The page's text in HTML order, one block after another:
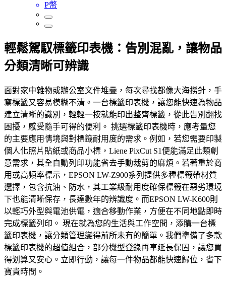
P幣
輕鬆駕馭標籤印表機：告別混亂，讓物品
分類清晰可辨識
面對家中雜物或辦公室文件堆疊，每次尋找都像大海撈針，手
寫標籤又容易模糊不清。一台標籤印表機，讓您能快速為物品
建立清晰的識別，輕輕一按就能印出整齊標籤，從此告別翻找
困擾，感受隨手可得的便利。 挑選標籤印表機時，應考量您
的主要應用情境與對標籤耐用度的需求。例如，若您需要印製
個人化照片貼紙或商品小標，Liene PixCut S1便能滿足此類創
意需求，其全自動列印功能省去手動裁剪的麻煩。若著重於商
用或高頻率標示，EPSON LW-Z900系列提供多種標籤帶材質
選擇，包含抗油、防水，其工業級耐用度確保標籤在惡劣環境
下也能清晰保存，長達數年的辨識度。而EPSON LW-K600則
以輕巧外型與電池供電，適合移動作業，方便在不同地點即時
完成標籤列印。 現在就為您的生活與工作空間，添購一台標
籤印表機，讓分類管理變得前所未有的簡單。我們準備了多款
標籤印表機的超值組合，部分機型登錄再享延長保固，讓您買
得划算又安心。立即行動，讓每一件物品都能快速歸位，省下
寶貴時間。